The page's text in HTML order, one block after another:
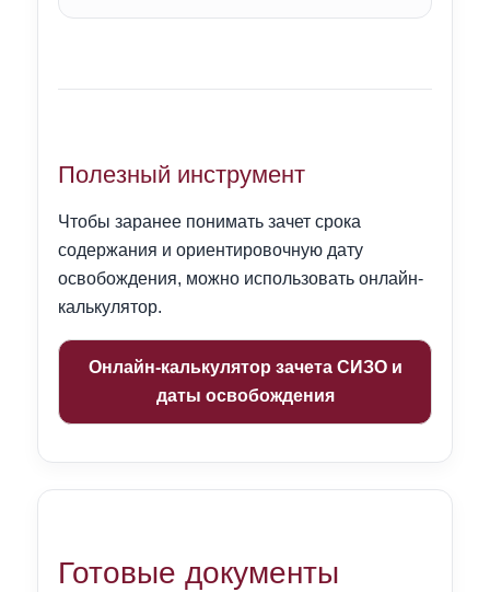
Полезный инструмент
Чтобы заранее понимать зачет срока
содержания и ориентировочную дату
освобождения, можно использовать онлайн-
калькулятор.
Онлайн-калькулятор зачета СИЗО и
даты освобождения
Готовые документы